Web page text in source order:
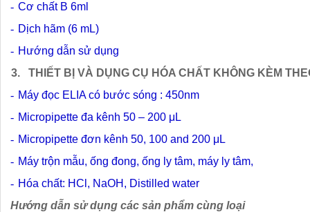
- Cơ chất B 6ml
- Dịch hãm (6 mL)
- H ướng dẫn sử dụng
3.
THIẾT BỊ VÀ DỤNG CỤ HÓA CHẤT KHÔNG KÈM
- Máy đọc ELIA có bước sóng :450nm
- Micropipette đa kênh50 – 200 μL
- Micropipette đơn kênh50, 100 and 200 μL
- Máy trộn mẫu, ống đong, ống ly tâm, máy ly tâm,
- Hóa chất: HCl, NaOH , Distilled water
Hướng dẫn sử dụng các sản phẩm cùng loại